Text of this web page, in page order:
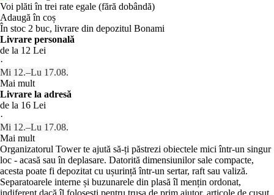
Voi plăti în trei rate egale (fără dobândă)
Adaugă în coș
În stoc 2 buc, livrare din depozitul Bonami
Livrare personală
de la 12 Lei
·
Mi 12.–Lu 17.08.
Mai mult
Livrare la adresă
de la 16 Lei
·
Mi 12.–Lu 17.08.
Mai mult
Organizatorul Tower te ajută să-ți păstrezi obiectele mici într-un singur
loc - acasă sau în deplasare. Datorită dimensiunilor sale compacte,
acesta poate fi depozitat cu ușurință într-un sertar, raft sau valiză.
Separatoarele interne și buzunarele din plasă îl mențin ordonat,
indiferent dacă îl folosești pentru trusa de prim ajutor, articole de cusut